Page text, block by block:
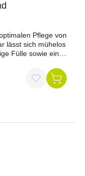
Pflege von
lässt sich mühelos
Fülle sowie ein
fettet nicht und
Schweif-
Mähne und Fell
gut
von 5 Sternen